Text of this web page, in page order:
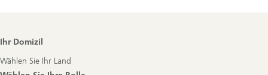
Footer
Ihr Domizil
Wählen Sie Ihr Land